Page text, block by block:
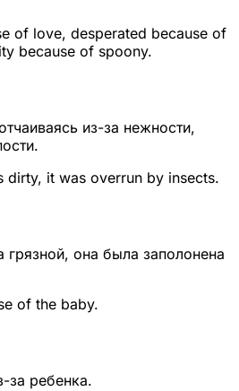
of love, desperated because of
because of spoony.
из-за нежности,
dirty, it was overrun by insects.
она была заполонена
of the baby.
за ребенка.